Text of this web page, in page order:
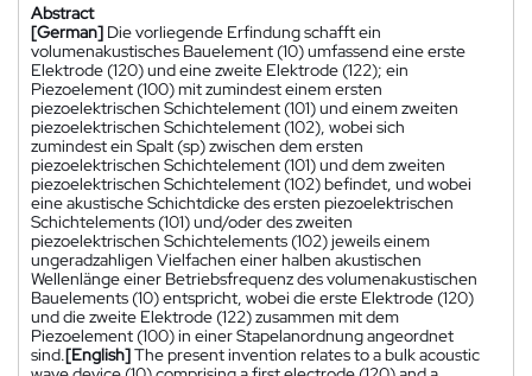
Abstract
[German] Die vorliegende Erfindung schafft ein
volumenakustisches Bauelement (10) umfassend eine erste
Elektrode (120) und eine zweite Elektrode (122); ein
Piezoelement (100) mit zumindest einem ersten
piezoelektrischen Schichtelement (101) und einem zweiten
piezoelektrischen Schichtelement (102), wobei sich
zumindest ein Spalt (sp) zwischen dem ersten
piezoelektrischen Schichtelement (101) und dem zweiten
piezoelektrischen Schichtelement (102) befindet, und wobei
eine akustische Schichtdicke des ersten piezoelektrischen
Schichtelements (101) und/oder des zweiten
piezoelektrischen Schichtelements (102) jeweils einem
ungeradzahligen Vielfachen einer halben akustischen
Wellenlänge einer Betriebsfrequenz des volumenakustischen
Bauelements (10) entspricht, wobei die erste Elektrode (120)
und die zweite Elektrode (122) zusammen mit dem
Piezoelement (100) in einer Stapelanordnung angeordnet
sind.[English]The present invention relates to a bulk acoustic